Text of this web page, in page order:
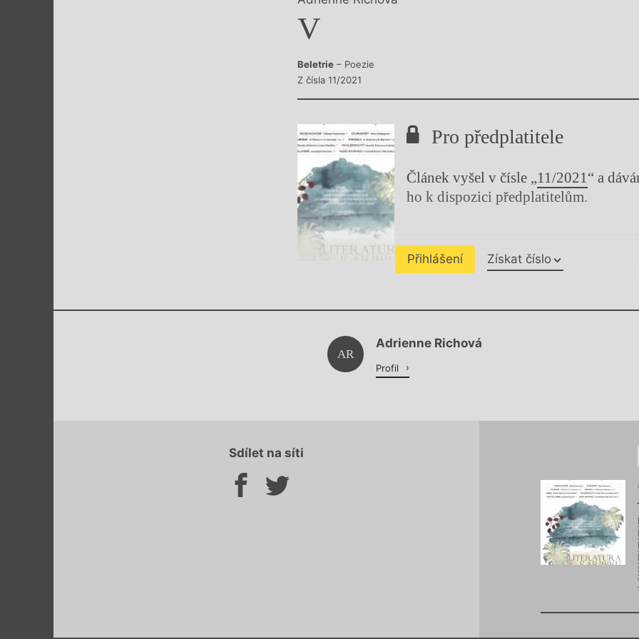
Výroční ceny
V
Beletrie – Poezie
Z čísla 11/2021
Pro předplatitele
Článek vyšel v čísle „11/2021 “ a
ho k dispozici předplatitelům.
Přihlášení Získat číslo
Chviličku.
AR
Adrienne Richová
Profil
Sdílet na síti